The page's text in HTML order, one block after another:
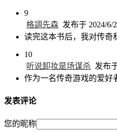
9
格調先森 发布于 2024/6/
读完这本书后，我对传奇
10
听说卸妆是场谋杀 发布
作为一名传奇游戏的爱好
发表评论
您的昵称